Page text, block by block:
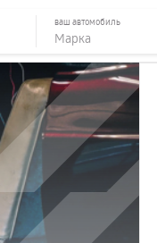
ваш автомобиль